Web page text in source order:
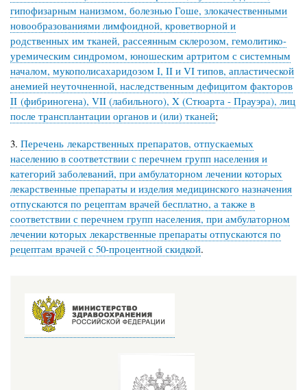
гипофизарным нанизмом, болезнью Гоше, злокачественными
новообразованиями лимфоидной, кроветворной и
родственных им тканей, рассеянным склерозом, гемолитико-
уремическим синдромом, юношеским артритом с системным
началом, мукополисахаридозом I, II и VI типов, апластической
анемией неуточненной, наследственным дефицитом факторов
II (фибриногена), VII (лабильного), X (Стюарта - Прауэра), лиц
после трансплантации органов и (или) тканей;
3. Перечень лекарственных препаратов, отпускаемых
населению в соответствии с перечнем групп населения и
категорий заболеваний, при амбулаторном лечении которых
лекарственные препараты и изделия медицинского назначения
отпускаются по рецептам врачей бесплатно, а также в
соответствии с перечнем групп населения, при амбулаторном
лечении которых лекарственные препараты отпускаются по
рецептам врачей с 50-процентной скидкой.